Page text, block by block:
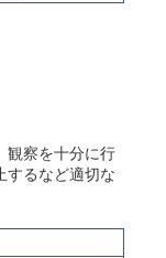
観察を十分に行
するなど適切な